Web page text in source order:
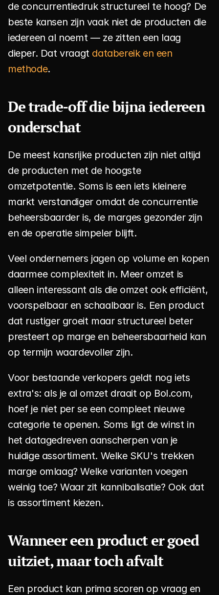
de concurrentiedruk structureel te hoog? De
beste kansen zijn vaak niet de producten die
iedereen al noemt — ze zitten een laag
dieper. Dat vraagt databereik en een
methode.
De trade-off die bijna iedereen
onderschat
De meest kansrijke producten zijn niet altijd
de producten met de hoogste
omzetpotentie. Soms is een iets kleinere
markt verstandiger omdat de concurrentie
beheersbaarder is, de marges gezonder zijn
en de operatie simpeler blijft.
Veel ondernemers jagen op volume en kopen
daarmee complexiteit in. Meer omzet is
alleen interessant als die omzet ook efficiënt,
voorspelbaar en schaalbaar is. Een product
dat rustiger groeit maar structureel beter
presteert op marge en beheersbaarheid kan
op termijn waardevoller zijn.
Voor bestaande verkopers geldt nog iets
extra's: als je al omzet draait op Bol.com,
hoef je niet per se een compleet nieuwe
categorie te openen. Soms ligt de winst in
het datagedreven aanscherpen van je
huidige assortiment. Welke SKU's trekken
marge omlaag? Welke varianten voegen
weinig toe? Waar zit kannibalisatie? Ook dat
is assortiment kiezen.
Wanneer een product er goed
uitziet, maar toch afvalt
Een product kan prima scoren op vraag en